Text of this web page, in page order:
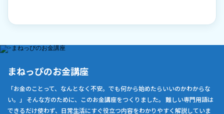
まねっぴのお金講座
「お金のことって、なんとなく不安。でも何から始めたらいいのかわからな
い。」 そんな方のために、このお金講座をつくりました。 難しい専門用語は
できるだけ使わず、日常生活にすぐ役立つ内容をわかりやすく解説していま